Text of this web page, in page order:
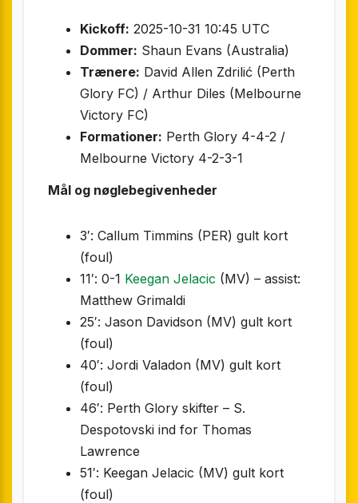
Kickoff: 2025-10-31 10:45 UTC
Dommer: Shaun Evans (Australia)
Trænere: David Allen Zdrilić (Perth
Glory FC) / Arthur Diles (Melbourne
Victory FC)
Formationer: Perth Glory 4-4-2 /
Melbourne Victory 4-2-3-1
Mål og nøglebegivenheder
3′: Callum Timmins (PER) gult kort
(foul)
11′: 0-1 Keegan Jelacic (MV) – assist:
Matthew Grimaldi
25′: Jason Davidson (MV) gult kort
(foul)
40′: Jordi Valadon (MV) gult kort
(foul)
46′: Perth Glory skifter – S.
Despotovski ind for Thomas
Lawrence
51′: Keegan Jelacic (MV) gult kort
(foul)